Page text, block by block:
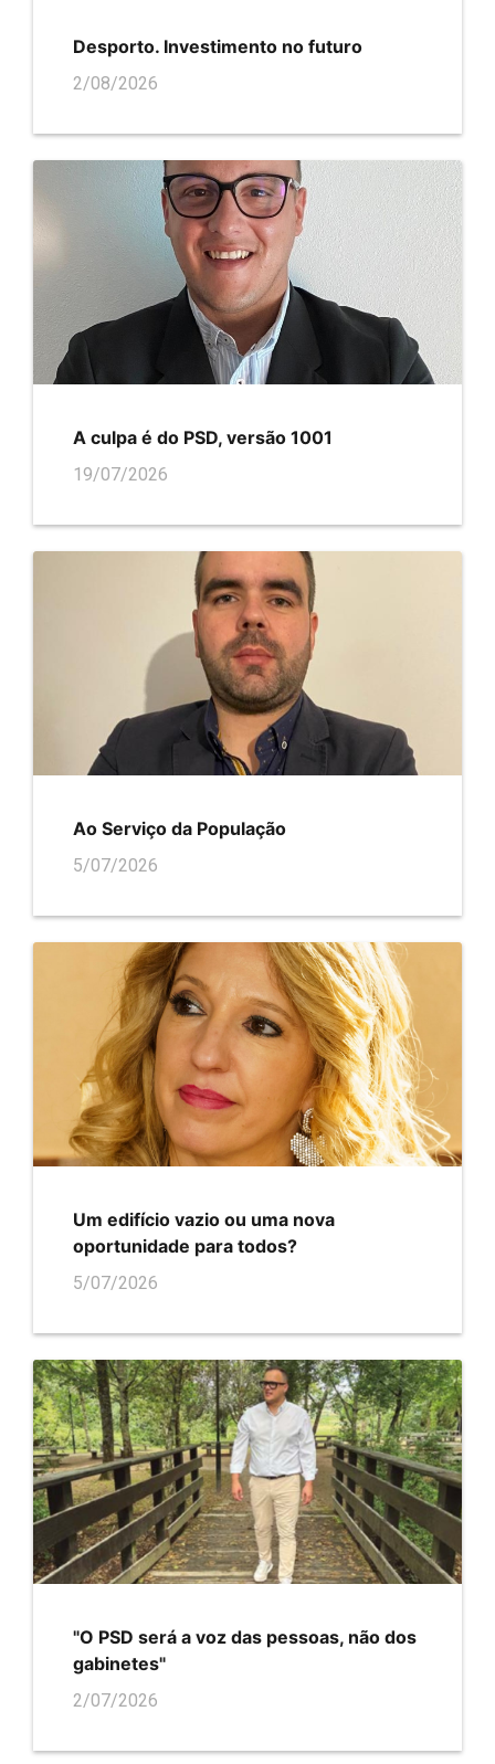
Desporto. Investimento no futuro
2/08/2026
A culpa é do PSD, versão 1001
19/07/2026
Ao Serviço da População
5/07/2026
Um edifício vazio ou uma nova
oportunidade para todos?
5/07/2026
"O PSD será a voz das pessoas, não dos
gabinetes"
2/07/2026